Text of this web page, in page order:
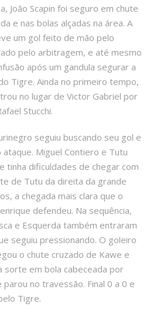
João Scapin foi seguro em chute
e nas bolas alçadas na área. A
um gol feito de mão pelo
pelo arbitragem, e até mesmo
após um gandula segurar a
Tigre. Ainda no primeiro tempo,
no lugar de Victor Gabriel por
Stucchi.
seguiu buscando seu gol e
ataque. Miguel Contiero e Tutu
tinha dificuldades de chegar com
de Tutu da direita da grande
a chegada mais clara que o
defendeu. Na sequência,
e Esquerda também entraram
seguiu pressionando. O goleiro
o chute cruzado de Kawe e
sorte em bola cabeceada por
no travessão. Final 0 a 0 e
Tigre.